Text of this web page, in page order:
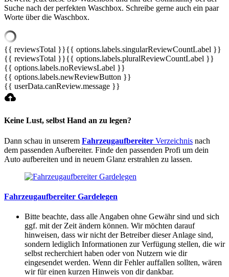
Suche nach der perfekten Waschbox. Schreibe gerne auch ein paar
Worte über die Waschbox.
{{ reviewsTotal }}{{ options.labels.singularReviewCountLabel }}
{{ reviewsTotal }}{{ options.labels.pluralReviewCountLabel }}
{{ options.labels.noReviewsLabel }}
{{ options.labels.newReviewButton }}
{{ userData.canReview.message }}
Keine Lust, selbst Hand an zu legen?
Dann schau in unserem Fahrzeugaufbereiter Verzeichnis nach
dem passenden Aufbereiter. Finde den passenden Profi um dein
Auto aufbereiten und in neuem Glanz erstrahlen zu lassen.
Fahrzeugaufbereiter Gardelegen
Bitte beachte, dass alle Angaben ohne Gewähr sind und sich
ggf. mit der Zeit ändern können. Wir möchten darauf
hinweisen, dass wir nicht der Betreiber dieser Anlage sind,
sondern lediglich Informationen zur Verfügung stellen, die wir
selbst recherchiert haben oder von Nutzern wie dir
eingesendet werden. Wenn dir Fehler auffallen sollten, wären
wir für einen kurzen Hinweis von dir dankbar.